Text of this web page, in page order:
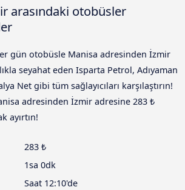
arasındaki otobüsler
gün otobüsle Manisa adresinden İzmir
seyahat eden Isparta Petrol, Adıyaman
Net gibi tüm sağlayıcıları karşılaştırın!
adresinden İzmir adresine 283 ₺
ayırtın!
283 ₺
1sa 0dk
Saat 12:10'de